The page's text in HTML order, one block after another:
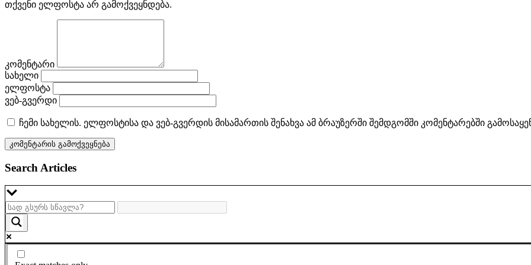
თქვენი ელფოსტა არ გამოქვეყნდება.
კომენტარი
სახელი
ელფოსტა
ვებ-გვერდი
ჩემი სახელის. ელფოსტისა და ვებ-გვერდის მისამართის შენახვა ამ ბრაუზერში შემდგომში კომენტარებში
Search Articles